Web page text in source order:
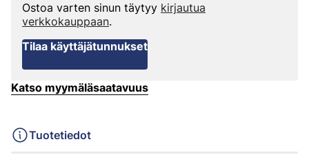
Ostoa varten sinun täytyy kirjautua
verkkokauppaan.
Tilaa käyttäjätunnukset
Katso myymäläsaatavuus
Tuotetiedot